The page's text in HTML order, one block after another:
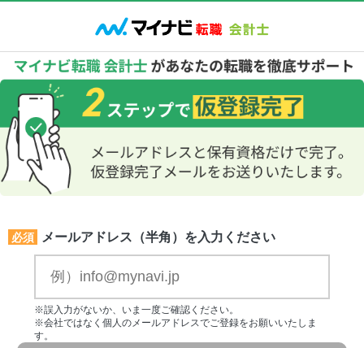
必須 メールアドレス（半角）を入力ください
※誤入力がないか、いま一度ご確認ください。
※会社ではなく個人のメールアドレスでご登録をお願いいたしま
す。